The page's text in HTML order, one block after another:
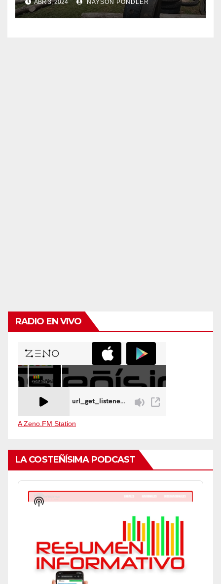
ABR 3, 2024 NAYSON PONDLER
RADIO EN VIVO
A Zeno.FM Station
LA COSTEÑÍSIMA PODCAST
Audio
Player
Show